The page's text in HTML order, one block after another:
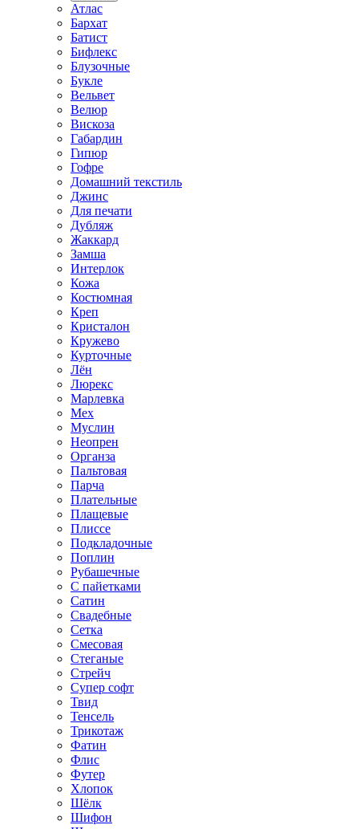
Атлас
Бархат
Батист
Бифлекс
Блузочные
Букле
Вельвет
Велюр
Вискоза
Габардин
Гипюр
Гофре
Домашний текстиль
Джинс
Для печати
Дубляж
Жаккард
Замша
Интерлок
Кожа
Костюмная
Креп
Кристалон
Кружево
Курточные
Лён
Люрекс
Марлевка
Мех
Муслин
Неопрен
Органза
Пальтовая
Парча
Плательные
Плащевые
Плиссе
Подкладочные
Поплин
Рубашечные
С пайетками
Сатин
Свадебные
Сетка
Смесовая
Стеганые
Стрейч
Супер софт
Твид
Тенсель
Трикотаж
Фатин
Флис
Футер
Хлопок
Шёлк
Шифон